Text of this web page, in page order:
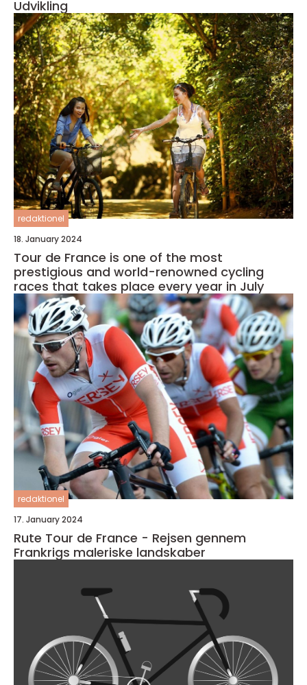
Udvikling
redaktionel
18. January 2024
Tour de France is one of the most
prestigious and world-renowned cycling
races that takes place every year in July
redaktionel
17. January 2024
Rute Tour de France - Rejsen gennem
Frankrigs maleriske landskaber